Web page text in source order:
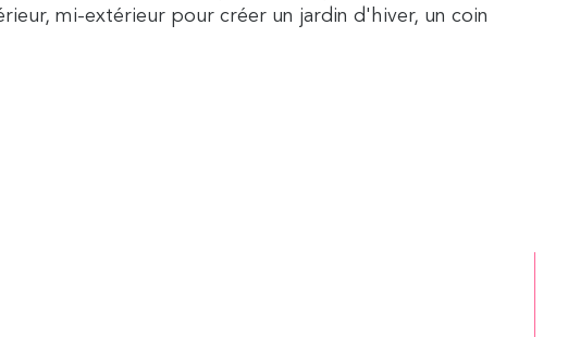
mi-extérieur pour créer un jardin d'hiver, un coin